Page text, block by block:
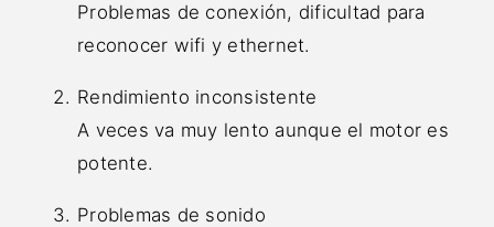
Problemas de conexión, dificultad para
reconocer wifi y ethernet.
Rendimiento inconsistente
A veces va muy lento aunque el motor es
potente.
Problemas de sonido